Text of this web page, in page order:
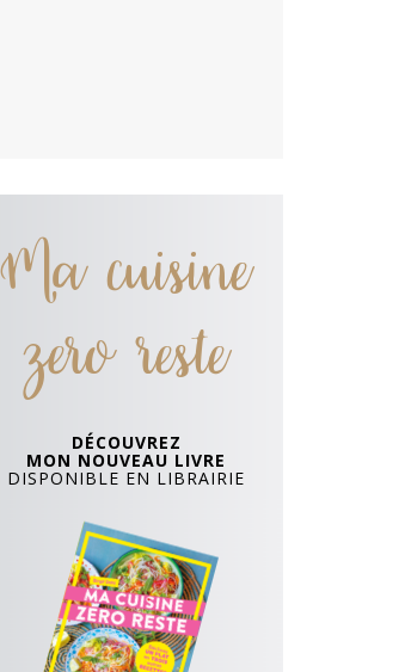
Ma cuisine
zero reste
DÉCOUVREZ
MON NOUVEAU LIVRE
DISPONIBLE EN LIBRAIRIE